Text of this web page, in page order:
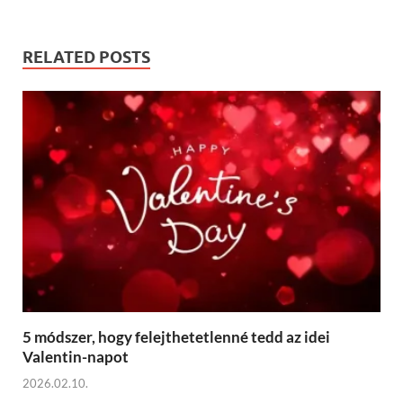
RELATED POSTS
5 módszer, hogy felejthetetlenné tedd az idei
Valentin-napot
2026.02.10.